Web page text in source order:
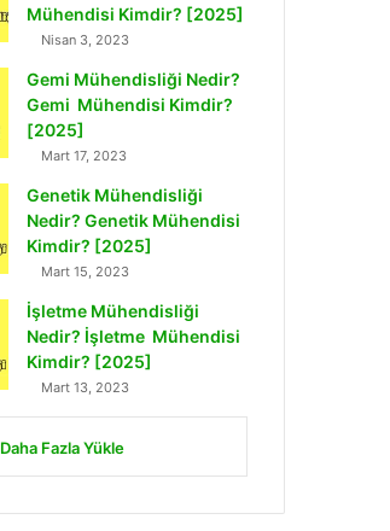
Mühendisi Kimdir? [2025]
Nisan 3, 2023
Gemi Mühendisliği Nedir?
Gemi Mühendisi Kimdir?
[2025]
Mart 17, 2023
Genetik Mühendisliği
Nedir? Genetik Mühendisi
Kimdir? [2025]
Mart 15, 2023
İşletme Mühendisliği
Nedir? İşletme Mühendisi
Kimdir? [2025]
Mart 13, 2023
Daha Fazla Yükle